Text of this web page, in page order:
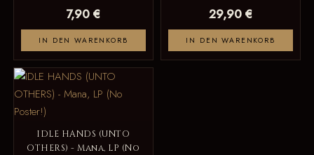
7,90 €
IN DEN WARENKORB
29,90 €
IN DEN WARENKORB
IDLE HANDS (UNTO
OTHERS) - Mana, LP (No